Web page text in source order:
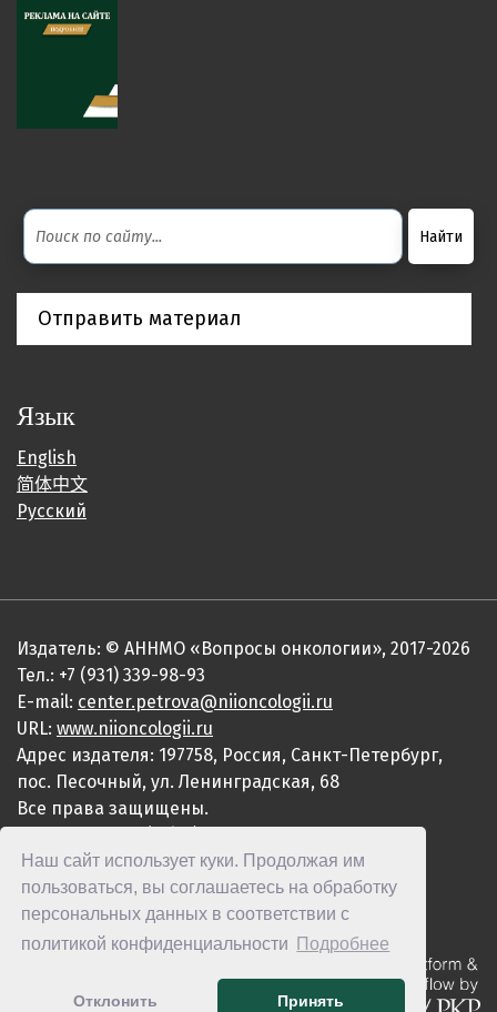
Наш сайт использует куки. Продолжая им
пользоваться, вы соглашаетесь на обработку
персональных данных в соответствии с
политикой конфиденциальности
Подробнее
Отклонить Принять
Отправить материал
Язык
English
简体中文
Русский
Издатель: © АННМО «Вопросы онкологии», 2017-2026
Тел.: +7 (931) 339-98-93
E-mail: center.petrova@niioncologii.ru
URL: www.niioncologii.ru
Адрес издателя: 197758, Россия, Санкт-Петербург,
пос. Песочный, ул. Ленинградская, 68
Все права защищены.
ISSN 2949-4915 (Online)